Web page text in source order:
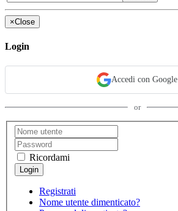
×Close
Login
Accedi con Google
or
Ricordami
Registrati
Nome utente dimenticato?